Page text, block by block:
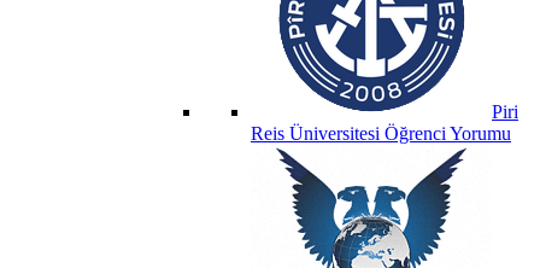
Piri
Reis Üniversitesi Öğrenci Yorumu